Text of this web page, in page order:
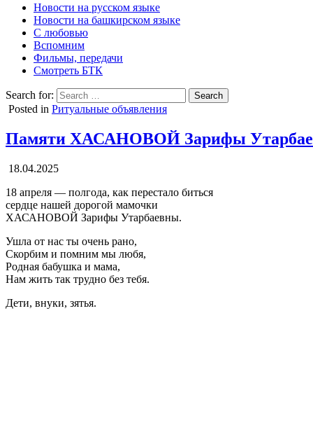
Новости на русском языке
Новости на башкирском языке
С любовью
Вспомним
Фильмы, передачи
Смотреть БТК
Search for:
Posted in Ритуальные объявления
Памяти ХАСАНОВОЙ Зарифы
18.04.2025
18 апреля — полгода, как перестало биться
сердце нашей дорогой мамочки
ХАСАНОВОЙ Зарифы Утарбаевны.
Ушла от нас ты очень рано,
Скорбим и помним мы любя,
Родная бабушка и мама,
Нам жить так трудно без тебя.
Дети, внуки, зятья.